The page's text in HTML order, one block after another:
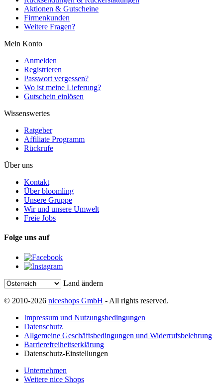
Aktionen & Gutscheine
Firmenkunden
Weitere Fragen?
Mein Konto
Anmelden
Registrieren
Passwort vergessen?
Wo ist meine Lieferung?
Gutschein einlösen
Wissenswertes
Ratgeber
Affiliate Programm
Rückrufe
Über uns
Kontakt
Über bloomling
Unsere Gruppe
Wir und unsere Umwelt
Freie Jobs
Folge uns auf
Land ändern
© 2010-2026 niceshops GmbH - All rights reserved.
Impressum und Nutzungsbedingungen
Datenschutz
Allgemeine Geschäftsbedingungen und Widerrufsbelehrung
Barrierefreiheitserklärung
Datenschutz-Einstellungen
Unternehmen
Weitere nice Shops